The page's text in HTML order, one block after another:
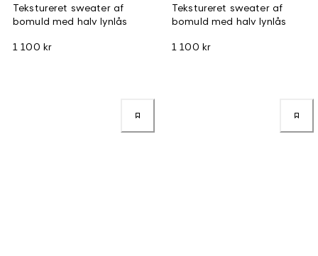
Tekstureret sweater af
bomuld med halv lynlås
1 100 kr
Tekstureret sweater af
bomuld med halv lynlås
1 100 kr